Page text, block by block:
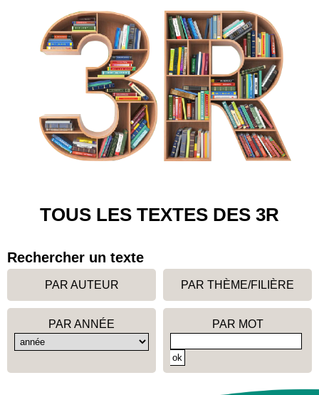
TOUS LES TEXTES DES 3R
Rechercher un texte
PAR AUTEUR PAR THÈME/FILIÈRE
PAR ANNÉE PAR MOT